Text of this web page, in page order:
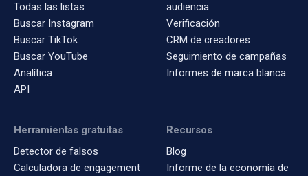
Todas las listas
Buscar Instagram
Buscar TikTok
Buscar YouTube
Analítica
API
audiencia
Verificación
CRM de creadores
Seguimiento de campañas
Informes de marca blanca
Herramientas gratuitas
Detector de falsos
Calculadora de engagement
Recursos
Blog
Informe de la economía de